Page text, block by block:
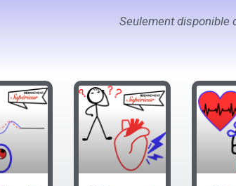
Seulement disponible